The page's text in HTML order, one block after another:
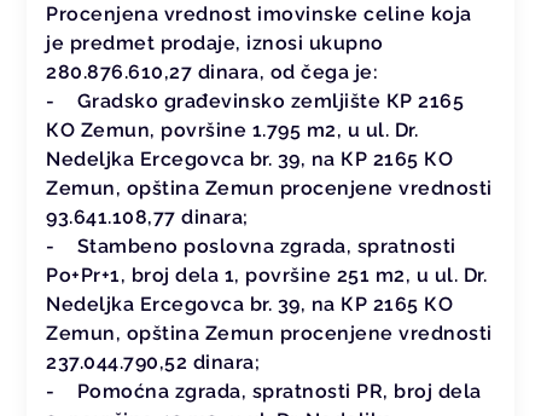
Procenjena vrednost imovinske celine koja
je predmet prodaje, iznosi ukupno
280.876.610,27 dinara, od čega je:
- Gradsko građevinsko zemljište КP 2165
КO Zemun, površine 1.795 m2, u ul. Dr.
Nedeljka Ercegovca br. 39, na КP 2165 КO
Zemun, opština Zemun procenjene vrednosti
93.641.108,77 dinara;
- Stambeno poslovna zgrada, spratnosti
Po+Pr+1, broj dela 1, površine 251 m2, u ul. Dr.
Nedeljka Ercegovca br. 39, na КP 2165 КO
Zemun, opština Zemun procenjene vrednosti
237.044.790,52 dinara;
- Pomoćna zgrada, spratnosti PR, broj dela